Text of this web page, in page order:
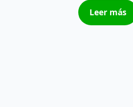
Leer más